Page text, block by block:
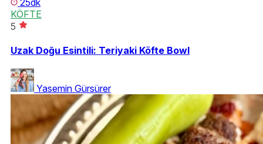
KÖFTE
5
Uzak Doğu Esintili: Teriyaki Köfte Bowl
Yasemin Gürsürer